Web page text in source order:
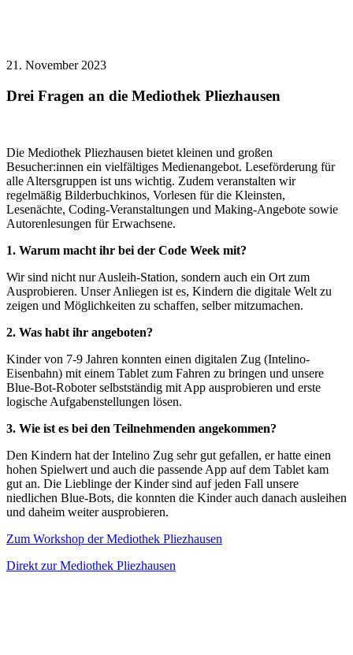
21. November 2023
Drei Fragen an die Mediothek Pliezhausen
Die Mediothek Pliezhausen bietet kleinen und großen
Besucher:innen ein vielfältiges Medienangebot. Leseförderung für
alle Altersgruppen ist uns wichtig. Zudem veranstalten wir
regelmäßig Bilderbuchkinos, Vorlesen für die Kleinsten,
Lesenächte, Coding-Veranstaltungen und Making-Angebote sowie
Autorenlesungen für Erwachsene.
1. Warum macht ihr bei der Code Week mit?
Wir sind nicht nur Ausleih-Station, sondern auch ein Ort zum
Ausprobieren. Unser Anliegen ist es, Kindern die digitale Welt zu
zeigen und Möglichkeiten zu schaffen, selber mitzumachen.
2. Was habt ihr angeboten?
Kinder von 7-9 Jahren konnten einen digitalen Zug (Intelino-
Eisenbahn) mit einem Tablet zum Fahren zu bringen und unsere
Blue-Bot-Roboter selbstständig mit App ausprobieren und erste
logische Aufgabenstellungen lösen.
3. Wie ist es bei den Teilnehmenden angekommen?
Den Kindern hat der Intelino Zug sehr gut gefallen, er hatte einen
hohen Spielwert und auch die passende App auf dem Tablet kam
gut an. Die Lieblinge der Kinder sind auf jeden Fall unsere
niedlichen Blue-Bots, die konnten die Kinder auch danach ausleihen
und daheim weiter ausprobieren.
Zum Workshop der Mediothek Pliezhausen
Direkt zur Mediothek Pliezhausen